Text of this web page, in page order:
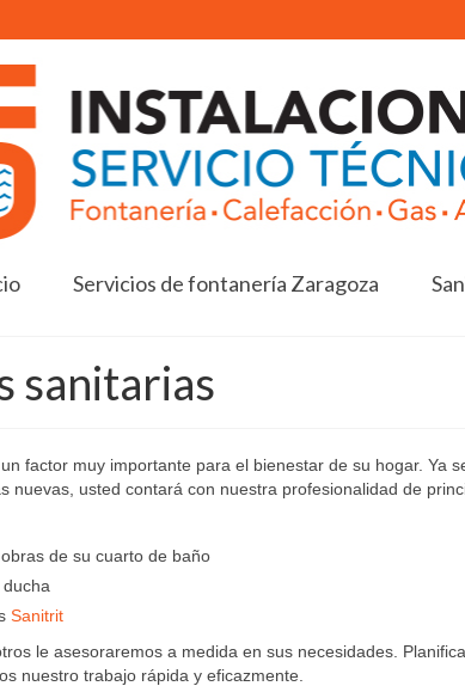
Servicios de fontanería Zaragoza
sanitarias
factor muy importante para el bienestar de su hogar. Ya
nuevas, usted contará con nuestra profesionalidad de
de su cuarto de baño
Sanitrit
le asesoraremos a medida en sus necesidades.
nuestro trabajo rápida y eficazmente.